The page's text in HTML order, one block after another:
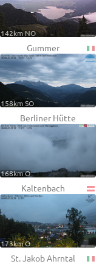
142km NO
Gummer
158km SO
Berliner Hütte
168km O
Kaltenbach
173km O
St. Jakob Ahrntal